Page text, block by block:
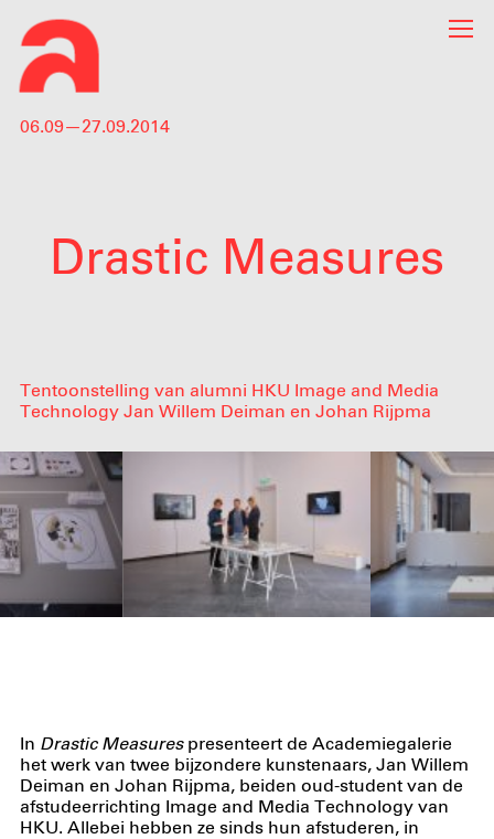
06.09—27.09.2014
Drastic Measures
Tentoonstelling van alumni HKU Image and Media
Technology Jan Willem Deiman en Johan Rijpma
In Drastic Measurespresenteert de Academiegalerie
het werk van twee bijzondere kunstenaars, Jan Willem
Deiman en Johan Rijpma, beiden oud-student van de
afstudeerrichting Image and Media Technology van
HKU. Allebei hebben ze sinds hun afstuderen, in